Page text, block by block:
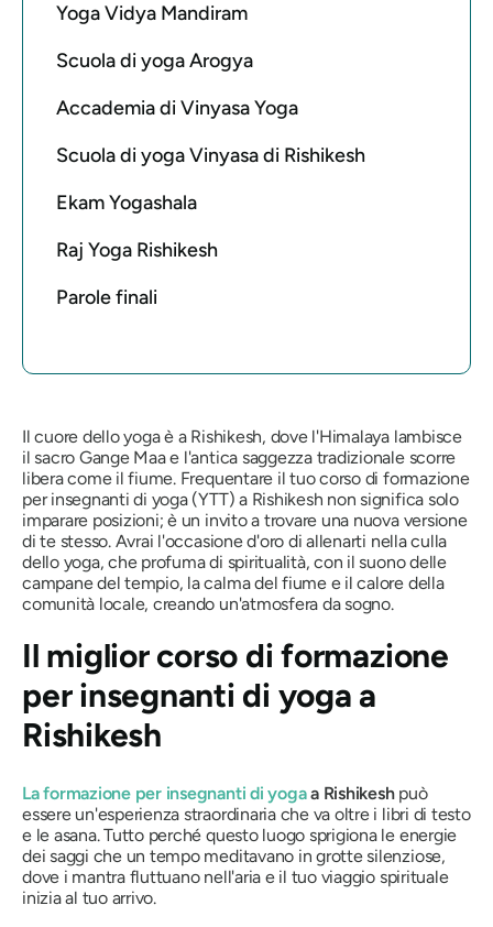
Yoga Vidya Mandiram
Scuola di yoga Arogya
Accademia di Vinyasa Yoga
Scuola di yoga Vinyasa di Rishikesh
Ekam Yogashala
Raj Yoga Rishikesh
Parole finali
Il cuore dello yoga è a Rishikesh, dove l'Himalaya lambisce
il sacro Gange Maa e l'antica saggezza tradizionale scorre
libera come il fiume. Frequentare il tuo corso di formazione
per insegnanti di yoga (YTT) a Rishikesh non significa solo
imparare posizioni; è un invito a trovare una nuova versione
di te stesso. Avrai l'occasione d'oro di allenarti nella culla
dello yoga, che profuma di spiritualità, con il suono delle
campane del tempio, la calma del fiume e il calore della
comunità locale, creando un'atmosfera da sogno.
Il miglior corso di formazione
per insegnanti di yoga a
Rishikesh
La formazione per insegnanti di yogaa Rishikesh può
essere un'esperienza straordinaria che va oltre i libri di testo
e le asana. Tutto perché questo luogo sprigiona le energie
dei saggi che un tempo meditavano in grotte silenziose,
dove i mantra fluttuano nell'aria e il tuo viaggio spirituale
inizia al tuo arrivo.